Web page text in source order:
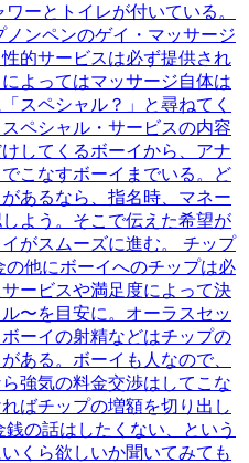
ーとトイレが付いている。
ンペンのゲイ・マッサージ
的サービスは必ず提供され
よってはマッサージ自体は
スペシャル？」と尋ねてく
ペシャル・サービスの内容
してくるボーイから、アナ
こなすボーイまでいる。ど
あるなら、指名時、マネー
よう。そこで伝えた希望が
がスムーズに進む。 チップ
他にボーイへのチップは必
ービスや満足度によって決
〜を目安に。オーラスセッ
ーイの射精などはチップの
ある。ボーイも人なので、
強気の料金交渉はしてこな
ばチップの増額を切り出し
の話はしたくない、という
くら欲しいか聞いてみても